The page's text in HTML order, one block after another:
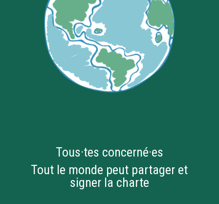
Tous·tes concerné·es
Tout le monde peut partager et
signer la charte